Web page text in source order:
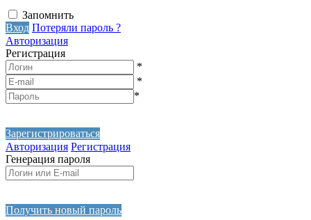
Запомнить
Вход Потеряли пароль ?
Авторизация
Регистрация
*
*
*
Зарегистрироваться
Авторизация Регистрация
Генерация пароля
Получить новый пароль